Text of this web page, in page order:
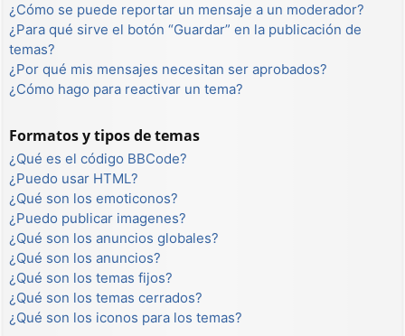
¿Cómo se puede reportar un mensaje a un moderador?
¿Para qué sirve el botón “Guardar” en la publicación de
temas?
¿Por qué mis mensajes necesitan ser aprobados?
¿Cómo hago para reactivar un tema?
Formatos y tipos de temas
¿Qué es el código BBCode?
¿Puedo usar HTML?
¿Qué son los emoticonos?
¿Puedo publicar imagenes?
¿Qué son los anuncios globales?
¿Qué son los anuncios?
¿Qué son los temas fijos?
¿Qué son los temas cerrados?
¿Qué son los iconos para los temas?